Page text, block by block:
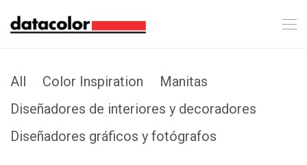
All Color Inspiration
Manitas
Diseñadores de interiores y decoradores
Diseñadores gráficos y fotógrafos